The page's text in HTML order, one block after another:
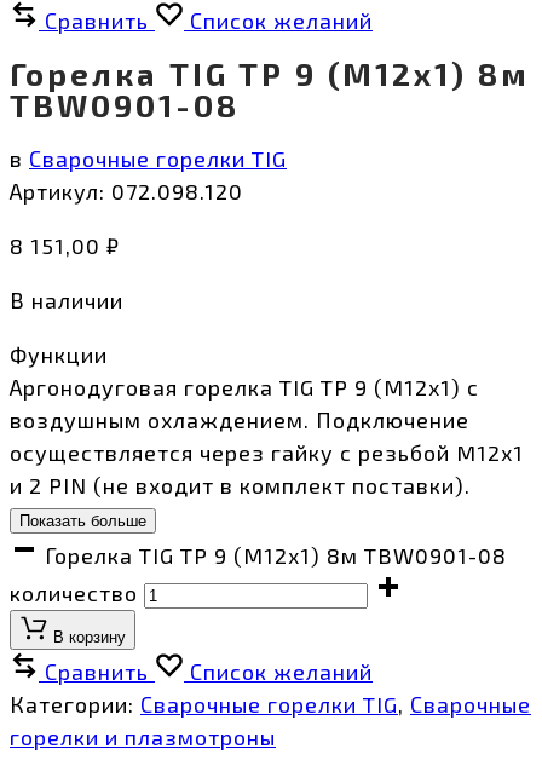
Сравнить Список желаний
Горелка TIG TP 9 (M12x1) 8м
TBW0901-08
в Сварочные горелки TIG
Артикул: 072.098.120
8 151,00 ₽
В наличии
Функции
Аргонодуговая горелка TIG TP 9 (M12x1) с
воздушным охлаждением. Подключение
осуществляется через гайку с резьбой M12х1
и 2 PIN (не входит в комплект поставки).
Показать больше
Горелка TIG TP 9 (M12x1) 8м TBW0901-08
количество
В корзину
Сравнить
Список желаний
Категории: Сварочные горелки TIG, Сварочные
горелки и плазмотроны